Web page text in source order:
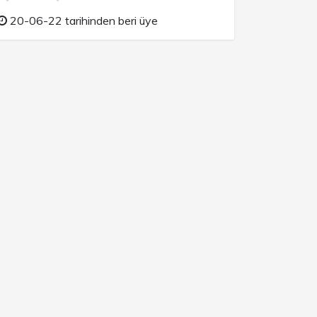
20-06-22 tarihinden beri üye